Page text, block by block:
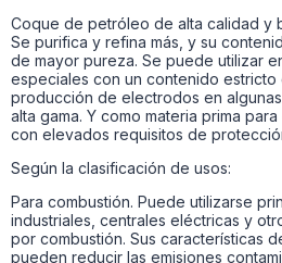
Coque de petróleo de alta calidad y
Se purifica y refina más, y su
de mayor pureza. Se puede utilizar
especiales con un contenido estricto
producción de electrodos en
alta gama. Y como materia prima
con elevados requisitos de
Según la clasificación de usos:
Para combustión. Puede utilizarse
industriales, centrales eléctricas y
por combustión. Sus características
pueden reducir las emisiones